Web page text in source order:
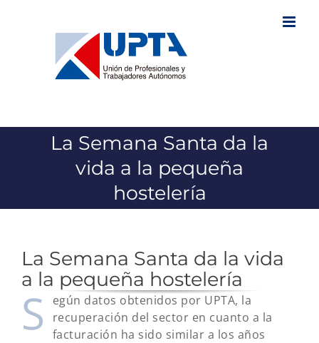
La Semana Santa da la
vida a la pequeña
hostelería
La Semana Santa da la vida
a la pequeña hostelería
S
egún datos obtenidos por UPTA, la
recuperación del sector en cuanto a la
facturación ha sido similar a los años